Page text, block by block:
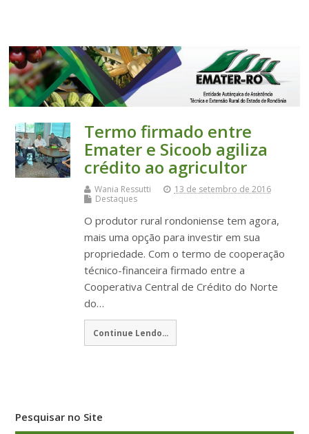
Termo firmado entre
Emater e Sicoob agiliza
crédito ao agricultor
Wania Ressutti
13 de setembro de 2016
Destaques
O produtor rural rondoniense tem agora,
mais uma opção para investir em sua
propriedade. Com o termo de cooperação
técnico-financeira firmado entre a
Cooperativa Central de Crédito do Norte
do…
Continue Lendo...
Pesquisar no Site